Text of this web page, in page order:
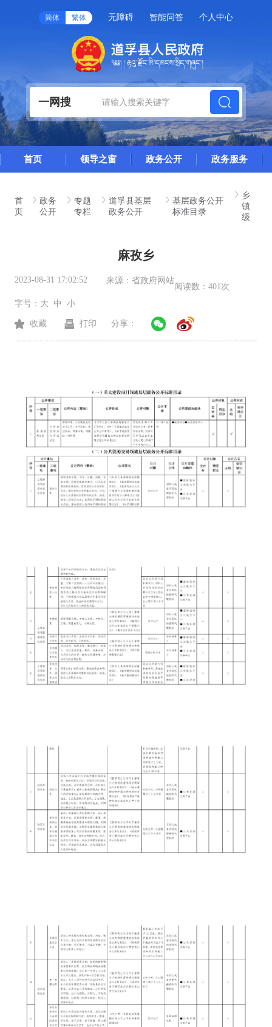
简体 繁体 无障碍 智能问答 个人中心
一网搜
首页 领导之窗 政务公开 政务服务
首
页
政务
公开
专题
专栏
道孚县基层
政务公开
基层政务公开
标准目录
乡
镇
级
麻孜乡
2023-08-31 17:02:52 来源： 省政府网站
阅读数： 401次
字号： 大 中 小
收藏 打印 分享：